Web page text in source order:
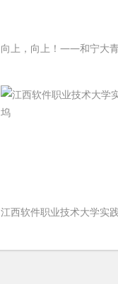
向上，向上！——和宁大
江西软件职业技术大学实